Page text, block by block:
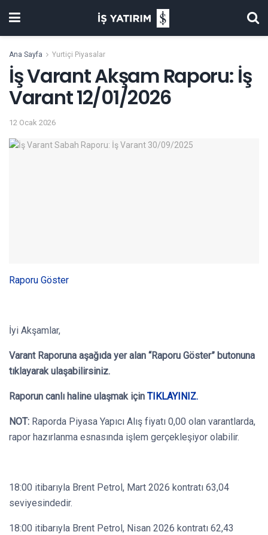
Ana Sayfa Yurtiçi Piyasalar
İş Varant Akşam Raporu: İş
Varant 12/01/2026
12 Ocak 2026
Raporu Göster
İyi Akşamlar,
Varant Raporuna aşağıda yer alan “Raporu Göster” butonuna
tıklayarak ulaşabilirsiniz.
Raporun canlı haline ulaşmak için TIKLAYINIZ.
NOT: Raporda Piyasa Yapıcı Alış fiyatı 0,00 olan varantlarda,
rapor hazırlanma esnasında işlem gerçekleşiyor olabilir.
18:00 itibarıyla Brent Petrol, Mart 2026 kontratı 63,04
seviyesindedir.
18:00 itibarıyla Brent Petrol, Nisan 2026 kontratı 62,43